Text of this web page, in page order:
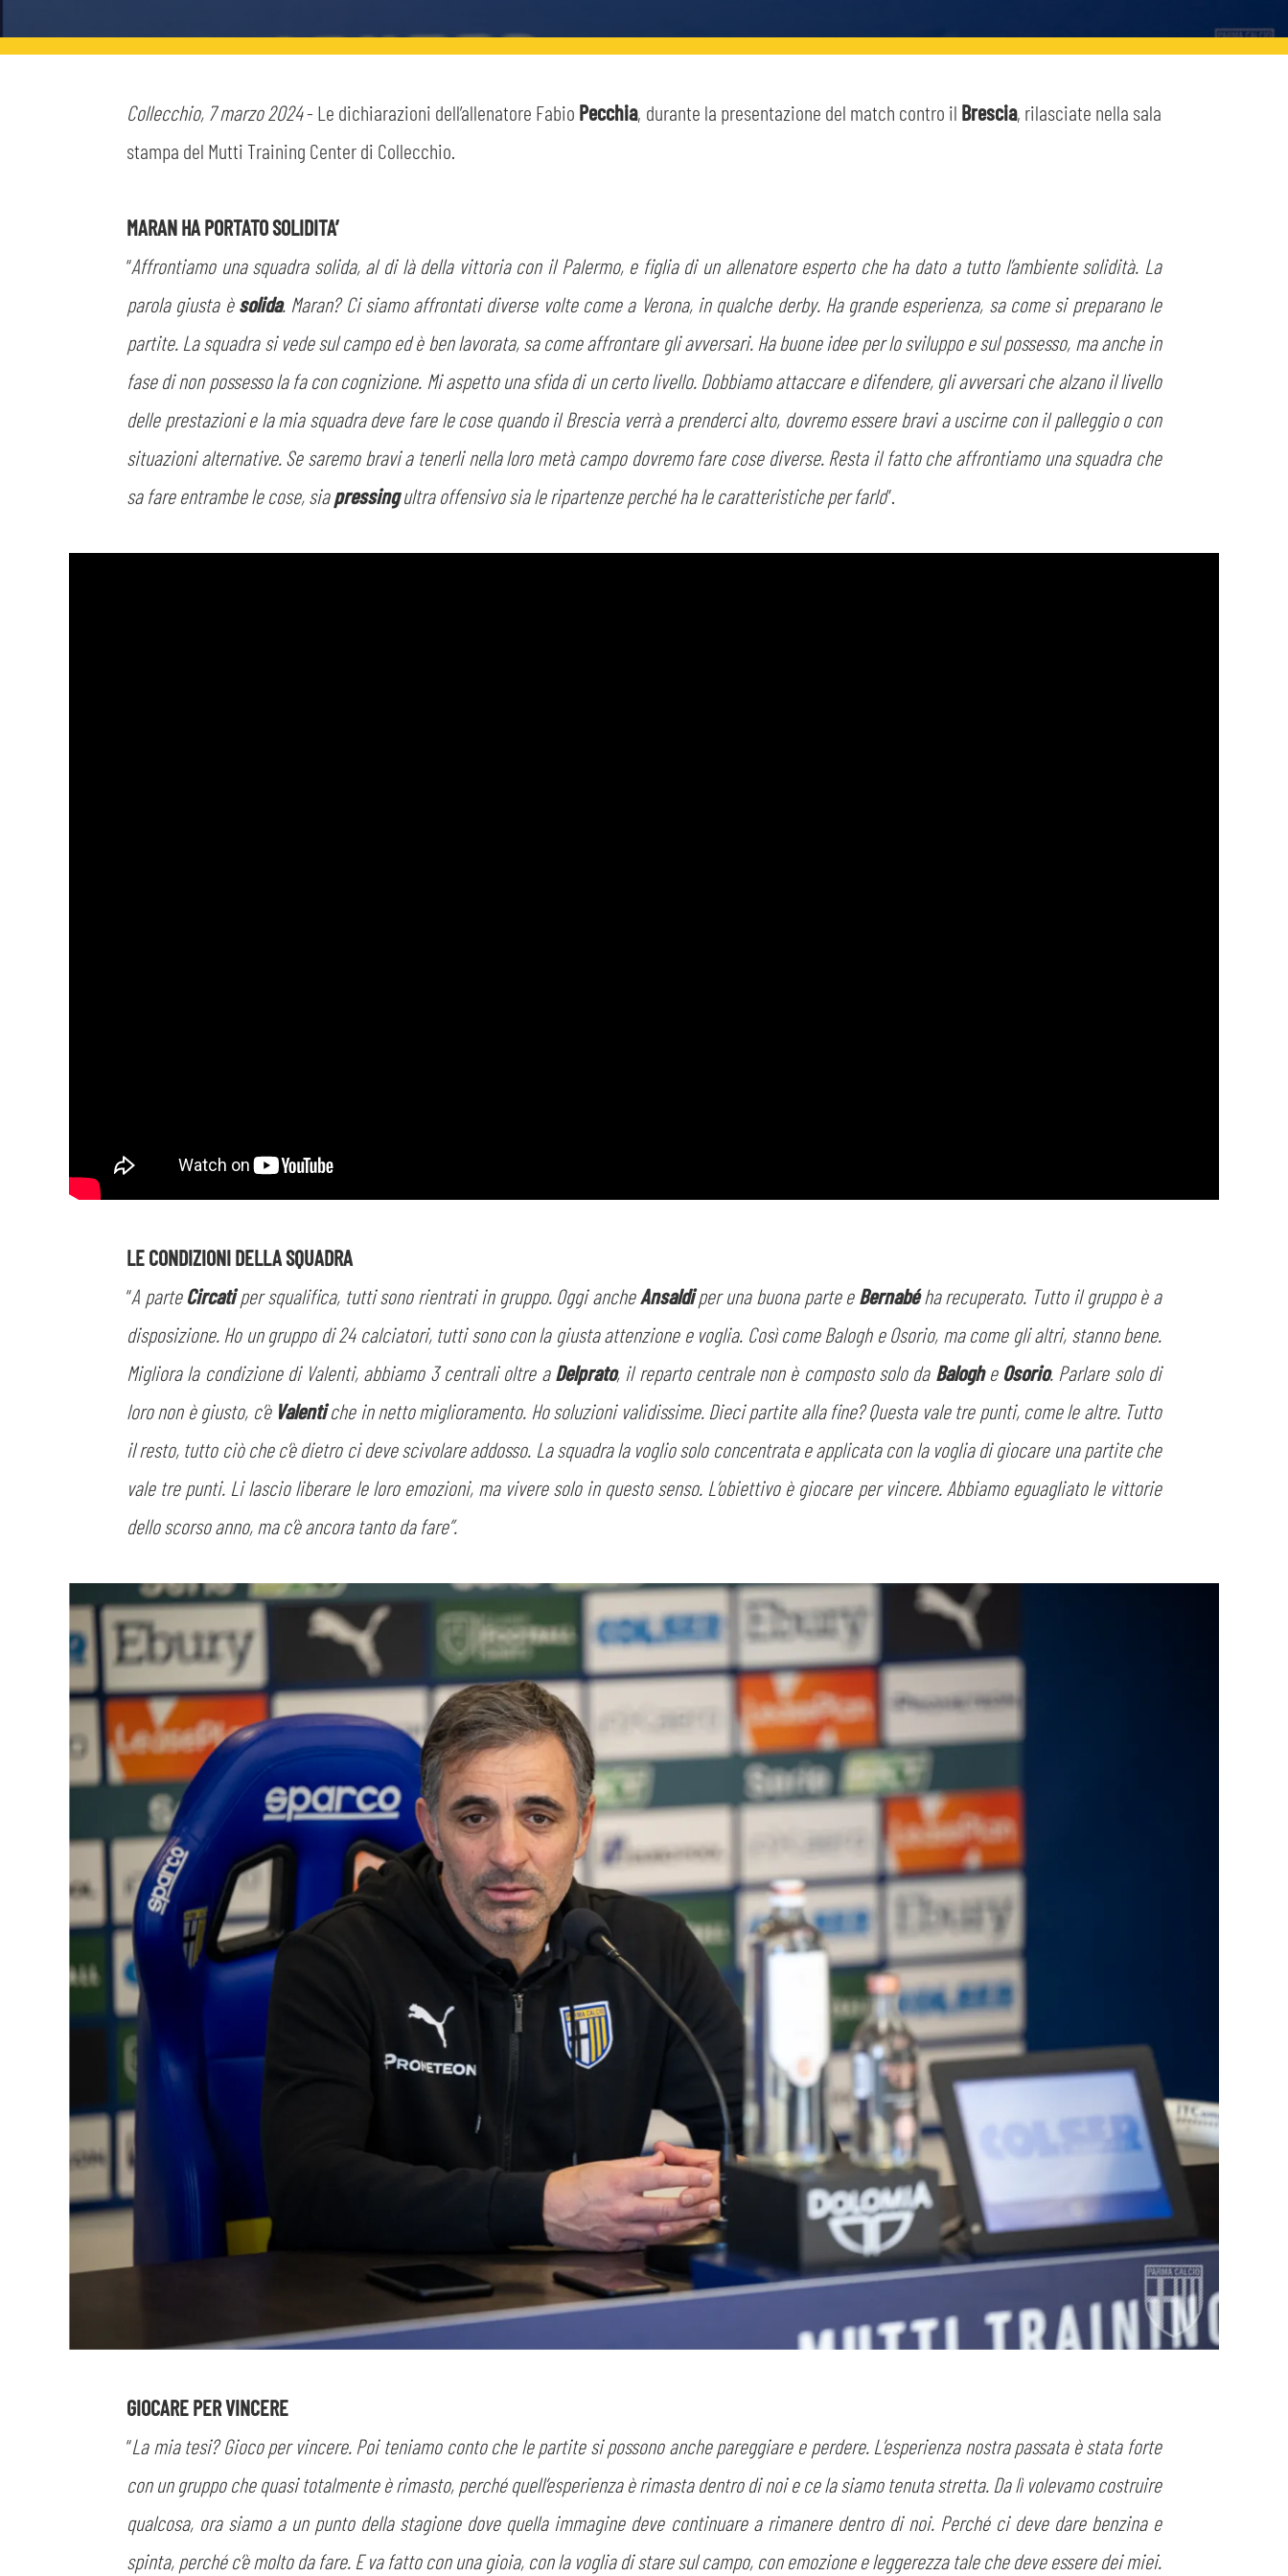
STORE
MUSEO
LAVORA CON NOI
INFORMATIVA FINANZIARIA
MEDIA
Collecchio, 7 marzo 2024- Le dichiarazioni dell’allenatore Fabio Pecchia, durante la presentazione del match contro il Brescia, rilasciate nella sala
stampa del Mutti Training Center di Collecchio.
MARAN HA PORTATO SOLIDITA’
“Affrontiamo una squadra solida, al di là della vittoria con il Palermo, e figlia di un allenatore esperto che ha dato a tutto l’ambiente solidità. La
parola giusta èsolida. Maran? Ci siamo affrontati diverse volte come a Verona, in qualche derby. Ha grande esperienza, sa come si preparano le
partite. La squadra si vede sul campo ed è ben lavorata, sa come affrontare gli avversari. Ha buone idee per lo sviluppo e sul possesso, ma anche in
fase di non possesso la fa con cognizione. Mi aspetto una sfida di un certo livello. Dobbiamo attaccare e difendere, gli avversari che alzano il livello
delle prestazioni e la mia squadra deve fare le cose quando il Brescia verrà a prenderci alto, dovremo essere bravi a uscirne con il palleggio o con
situazioni alternative. Se saremo bravi a tenerli nella loro metà campo dovremo fare cose diverse. Resta il fatto che affrontiamo una squadra che
sa fare entrambe le cose, siapressingultra offensivo sia le ripartenze perché ha le caratteristiche per farlo”.
LE CONDIZIONI DELLA SQUADRA
“A parteCircatiper squalifica, tutti sono rientrati in gruppo. Oggi ancheAnsaldiper una buona parte eBernabéha recuperato. Tutto il gruppo è a
disposizione. Ho un gruppo di 24 calciatori, tutti sono con la giusta attenzione e voglia. Così come Balogh e Osorio, ma come gli altri, stanno bene.
Migliora la condizione di Valenti, abbiamo 3 centrali oltre aDelprato, il reparto centrale non è composto solo da Baloghe Osorio. Parlare solo di
loro non è giusto, c’è Valentiche in netto miglioramento. Ho soluzioni validissime. Dieci partite alla fine? Questa vale tre punti, come le altre. Tutto
il resto, tutto ciò che c’è dietro ci deve scivolare addosso. La squadra la voglio solo concentrata e applicata con la voglia di giocare una partite che
vale tre punti. Li lascio liberare le loro emozioni, ma vivere solo in questo senso. L’obiettivo è giocare per vincere. Abbiamo eguagliato le vittorie
dello scorso anno, ma c’è ancora tanto da fare”.
GIOCARE PER VINCERE
“La mia tesi? Gioco per vincere. Poi teniamo conto che le partite si possono anche pareggiare e perdere. L’esperienza nostra passata è stata forte
con un gruppo che quasi totalmente è rimasto, perché quell’esperienza è rimasta dentro di noi e ce la siamo tenuta stretta. Da lì volevamo costruire
qualcosa, ora siamo a un punto della stagione dove quella immagine deve continuare a rimanere dentro di noi. Perché ci deve dare benzina e
spinta, perché c’è molto da fare. E va fatto con una gioia, con la voglia di stare sul campo, con emozione e leggerezza tale che deve essere dei miei.
abilitato
ACCETTA E SALVA